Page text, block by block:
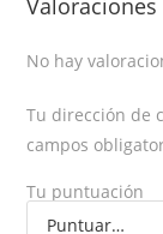
Valoraciones
No hay
Tu dirección de
campos
Tu puntuación